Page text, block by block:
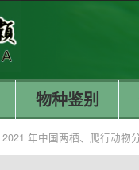
物种鉴别
2021 年中国两栖、爬行动物